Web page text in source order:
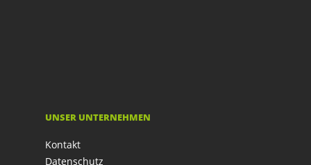
UNSER UNTERNEHMEN
Kontakt
Datenschutz